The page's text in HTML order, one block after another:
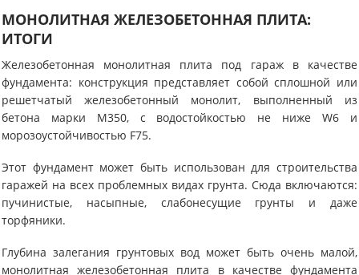
МОНОЛИТНАЯ ЖЕЛЕЗОБЕТОННАЯ ПЛИТА:
ИТОГИ
Железобетонная монолитная плита под гараж в качестве
фундамента: конструкция представляет собой сплошной или
решетчатый железобетонный монолит, выполненный из
бетона марки М350, с водостойкостью не ниже W6 и
морозоустойчивостью F75.
Этот фундамент может быть использован для строительства
гаражей на всех проблемных видах грунта. Сюда включаются:
пучинистые, насыпные, слабонесущие грунты и даже
торфяники.
Глубина залегания грунтовых вод может быть очень малой,
монолитная железобетонная плита в качестве фундамента